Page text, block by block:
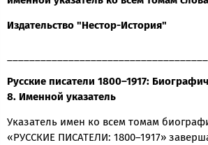
Издательство "Нестор-История"
Русские писатели 1800–1917:
8. Именной указатель
Указатель имен ко всем томам
«РУССКИЕ ПИСАТЕЛИ: 1800–1917»